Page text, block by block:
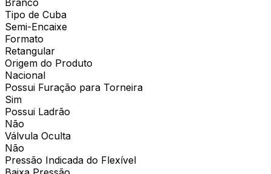
Tipo de Cuba
Semi-Encaixe
Formato
Retangular
Origem do Produto
Nacional
Possui Furação para Torneira
Sim
Possui Ladrão
Não
Válvula Oculta
Não
Pressão Indicada do Flexível